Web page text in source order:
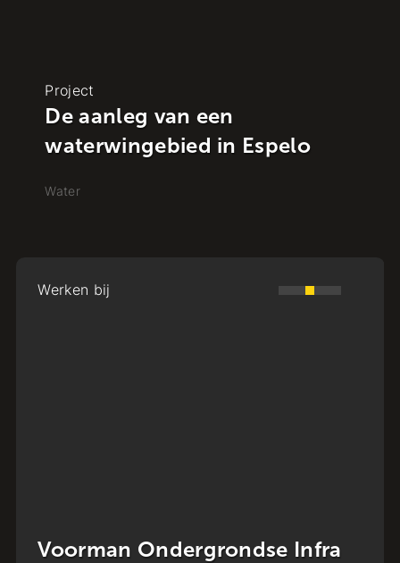
Project
Historische vondsten in
binnenstad Hattem
Water
Werken bij
Monteur Gas en Water